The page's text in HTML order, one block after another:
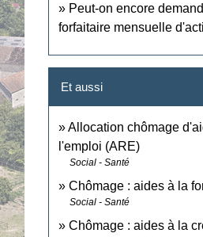
Peut-on encore
forfaitaire mensuelle
Et aussi
Allocation chômage
l'emploi (ARE)
Social - Santé
Chômage : aides à la
Social - Santé
Chômage : aides à la